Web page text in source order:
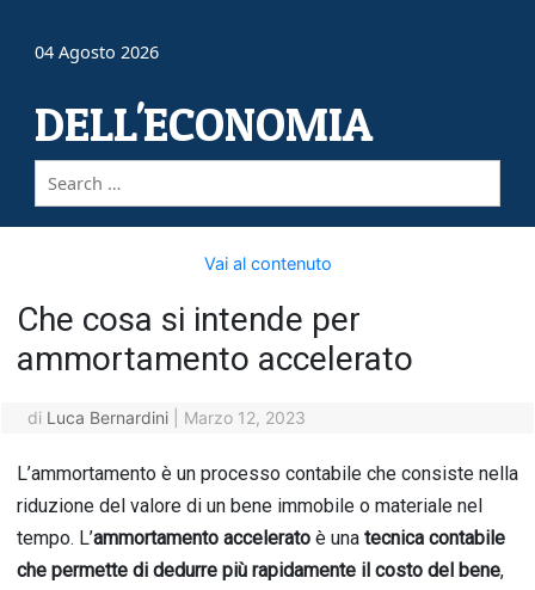
04 Agosto 2026
DELL'ECONOMIA
Vai al contenuto
Che cosa si intende per
ammortamento accelerato
di Luca Bernardini Marzo 12, 2023
L’ammortamento è un processo contabile che consiste nella
riduzione del valore di un bene immobile o materiale nel
tempo. L’ammortamento accelerato è una tecnica contabile
che permette di dedurre più rapidamente il costo del bene,